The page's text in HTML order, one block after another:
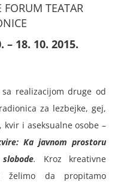
TEATAR
– 18. 10. 2015.
realizacijom druge od
za lezbejke, gej,
i aseksualne osobe –
Ka javnom prostoru
. Kroz kreativne
želimo da propitamo